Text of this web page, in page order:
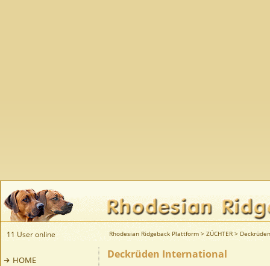
11 User online Rhodesian Ridgeback Plattform > ZÜCHTER >
HOME
Deckrüden International